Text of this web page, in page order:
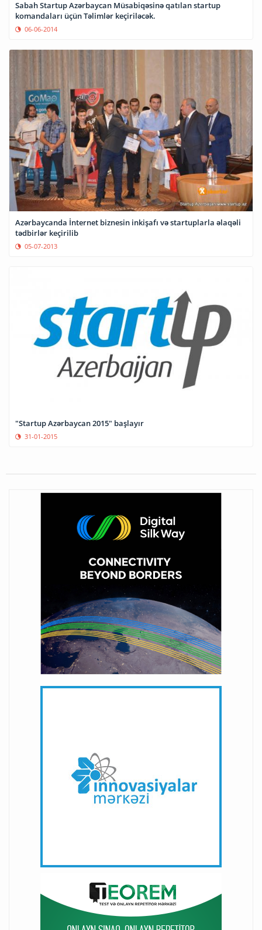
Sabah Startup Azərbaycan Müsabiqəsinə qatılan startup
komandaları üçün Təlimlər keçiriləcək.
06-06-2014
Azərbaycanda İnternet biznesin inkişafı və startuplarla əlaqəli
tədbirlər keçirilib
05-07-2013
"Startup Azərbaycan 2015" başlayır
31-01-2015